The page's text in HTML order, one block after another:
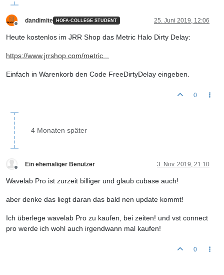
Offline
dandimite HOFA-COLLEGE STUDENT 25. Juni 2019, 12:06
Heute kostenlos im JRR Shop das Metric Halo Dirty Delay:
https://www.jrrshop.com/metric...
Einfach in Warenkorb den Code FreeDirtyDelay eingeben.
0
4 Monaten später
Offline
Ein ehemaliger Benutzer 3. Nov. 2019, 21:10
Wavelab Pro ist zurzeit billiger und glaub cubase auch!
aber denke das liegt daran das bald nen update kommt!
Ich überlege wavelab Pro zu kaufen, bei zeiten! und vst connect
pro werde ich wohl auch irgendwann mal kaufen!
0